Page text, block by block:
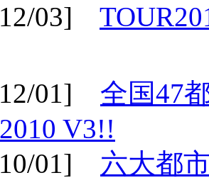
03]
01] 全国47
V3!!
01] 六大都